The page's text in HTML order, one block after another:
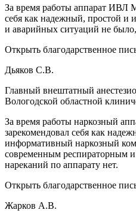
За время работы аппарат ИВЛ
себя как надежный, простой и
и аварийных ситуаций не
Открыть благодарственное
Дьяков С.В.
Главный внештатный
Вологодской областной
За время работы наркозный
зарекомендовал себя как
информативный наркозный
современным респираторным
нареканий по аппарату нет.
Открыть благодарственное
Жарков А.В.